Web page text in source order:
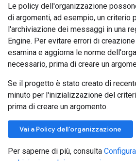
Le policy dell'organizzazione
di argomenti, ad esempio, un criterio
l'archiviazione dei messaggi in una
Engine. Per evitare errori di
esamina e aggiorna le norme
necessario, prima di creare un
Se il progetto è stato creato di
minuto per l'inizializzazione del
prima di creare un argomento.
Vai a Policy dell'organizzazione
Per saperne di più, consulta